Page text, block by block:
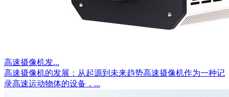
高速摄像机发...
高速摄像机的发展：从起源到未来趋势高速摄像机作为一种记
录高速运动物体的设备，...